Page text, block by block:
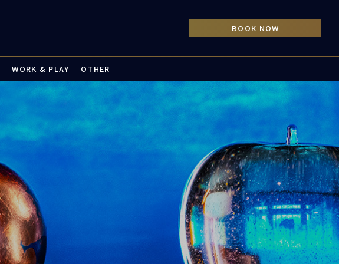
WORK & PLAY OTHER